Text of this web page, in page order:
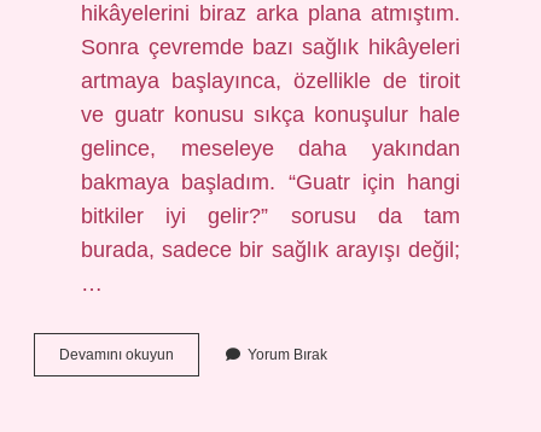
hikâyelerini biraz arka plana atmıştım.
Sonra çevremde bazı sağlık hikâyeleri
artmaya başlayınca, özellikle de tiroit
ve guatr konusu sıkça konuşulur hale
gelince, meseleye daha yakından
bakmaya başladım. “Guatr için hangi
bitkiler iyi gelir?” sorusu da tam
burada, sadece bir sağlık arayışı değil;
…
Devamını okuyun
için
Yorum Bırak